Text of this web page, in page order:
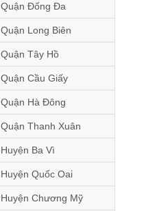
Đống Đa
Long Biên
Tây Hồ
Cầu Giấy
Hà Đông
Thanh Xuân
Ba Vì
Quốc Oai
Chương Mỹ